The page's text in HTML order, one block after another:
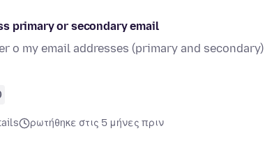
primary or secondary email
o my email addresses (primary and
ρωτήθηκε στις 5 μήνες πριν